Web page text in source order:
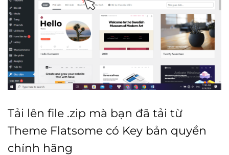
Tải lên file .zip mà bạn đã tải từ
Theme Flatsome có Key bản quyền
chính hãng